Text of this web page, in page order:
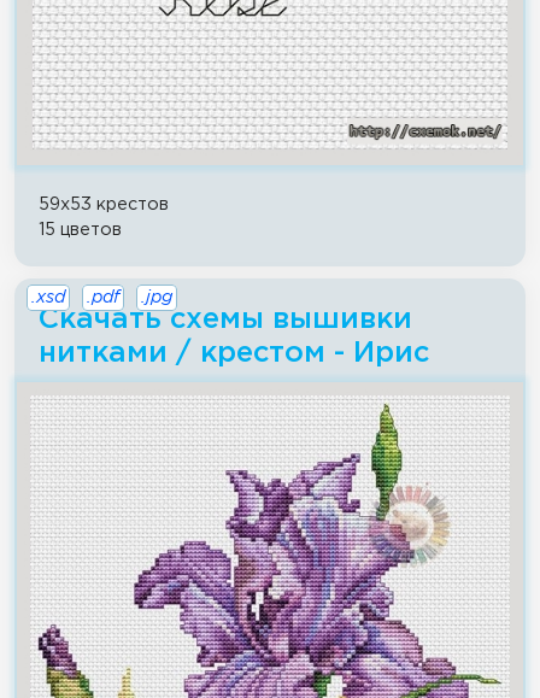
59x53 крестов
15 цветов
Скачать схемы вышивки
нитками / крестом - Ирис
.xsd .pdf .jpg